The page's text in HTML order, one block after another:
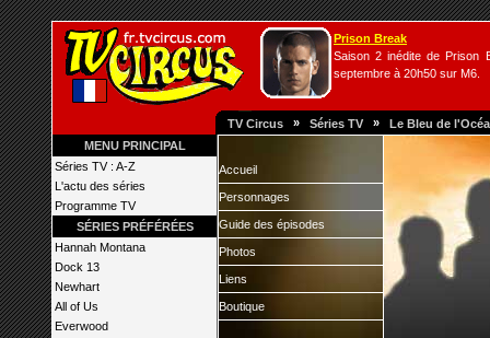
Prison Break
Saison 2 inédite de Prison
septembre à 20h50 sur M6.
TV Circus » Séries TV » Le Bleu de
MENU PRINCIPAL
Séries TV : A-Z
L'actu des séries
Programme TV
SÉRIES PRÉFÉRÉES
Hannah Montana
Dock 13
Newhart
All of Us
Everwood
Accueil
Personnages
Guide des épisodes
Photos
Liens
Boutique